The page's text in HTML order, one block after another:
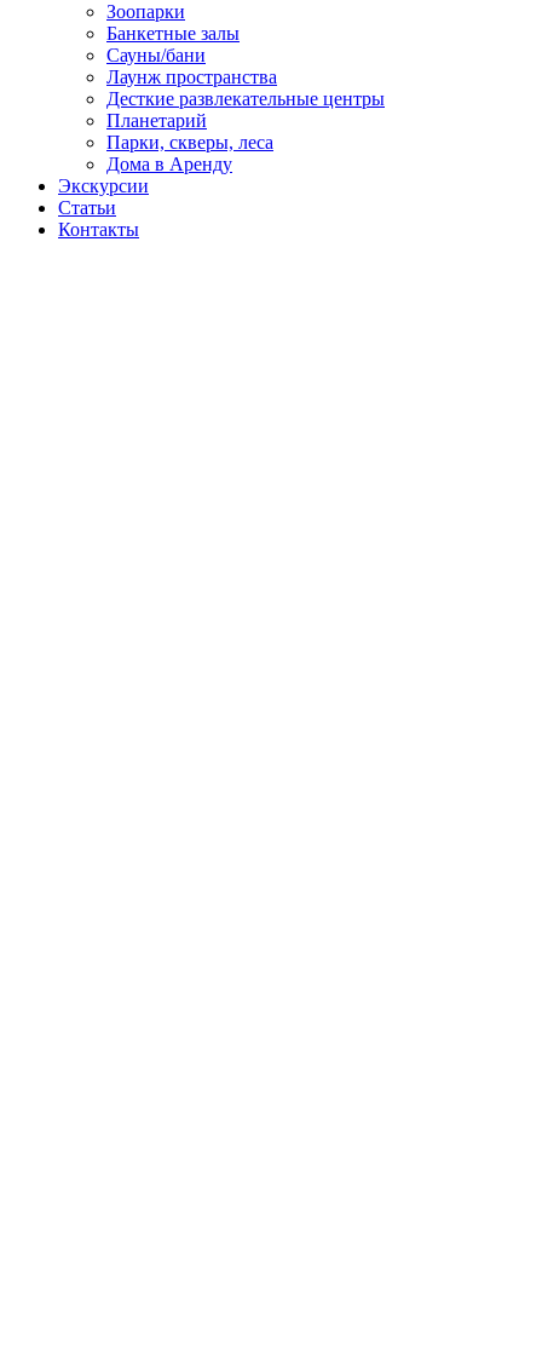
Зоопарки
Банкетные залы
Сауны/бани
Лаунж пространства
Десткие развлекательные центры
Планетарий
Парки, скверы, леса
Дома в Аренду
Экскурсии
Статьи
Контакты